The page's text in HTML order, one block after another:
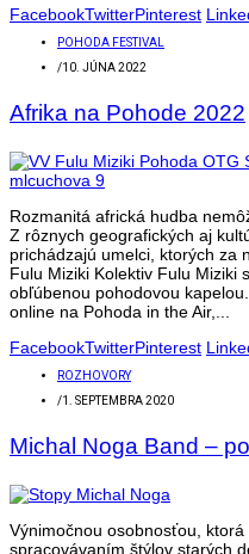
FacebookTwitterPinterest
POHODA FESTIVAL
/10. JÚNA 2022
Afrika na Pohode 2022
Rozmanitá africká hudba
Z rôznych geografických aj
prichádzajú umelci, ktorých za
Fulu Miziki Kolektiv Fulu Miziki
obľúbenou pohodovou
online na Pohoda in the Air,...
FacebookTwitterPinterest
ROZHOVORY
/1. SEPTEMBRA 2020
Michal Noga Band –
Výnimočnou osobnosťou,
spracovávaním štýlov starých